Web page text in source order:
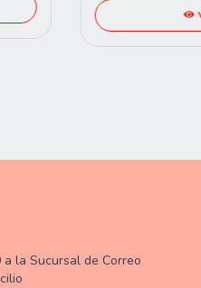
la Sucursal de Correo